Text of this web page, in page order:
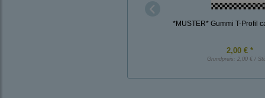
*MUSTER* Gummi T-Profil
2,00 € *
Grundpreis: 2,00 € /